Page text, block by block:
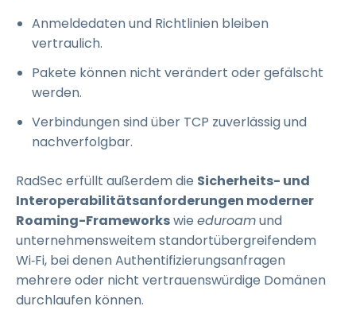
Anmeldedaten und Richtlinien bleiben
vertraulich.
Pakete können nicht verändert oder gefälscht
werden.
Verbindungen sind über TCP zuverlässig und
nachverfolgbar.
RadSec erfüllt außerdem die Sicherheits- und
Interoperabilitätsanforderungen moderner
Roaming-Frameworkswie eduroamund
unternehmensweitem standortübergreifendem
Wi‑Fi, bei denen Authentifizierungsanfragen
mehrere oder nicht vertrauenswürdige Domänen
durchlaufen können.